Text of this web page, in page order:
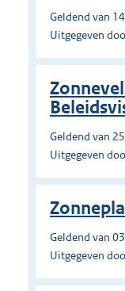
Geldend van
Uitgegeven
Geldend van
Uitgegeven
Geldend van
Uitgegeven